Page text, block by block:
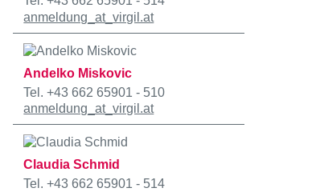
anmeldung _at_virgil.at
Andelko Miskovic
Tel. +43 662 65901 - 510
anmeldung _at_virgil.at
Claudia Schmid
Tel. +43 662 65901 - 514